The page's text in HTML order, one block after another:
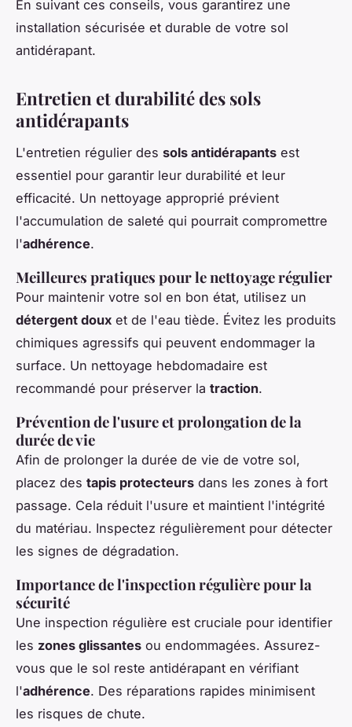
En suivant ces conseils, vous garantirez une
installation sécurisée et durable de votre sol
antidérapant.
Entretien et durabilité des sols
antidérapants
L'entretien régulier des sols antidérapants est
essentiel pour garantir leur durabilité et leur
efficacité. Un nettoyage approprié prévient
l'accumulation de saleté qui pourrait compromettre
l'adhérence.
Meilleures pratiques pour le nettoyage régulier
Pour maintenir votre sol en bon état, utilisez un
détergent doux et de l'eau tiède. Évitez les produits
chimiques agressifs qui peuvent endommager la
surface. Un nettoyage hebdomadaire est
recommandé pour préserver la traction.
Prévention de l'usure et prolongation de la
durée de vie
Afin de prolonger la durée de vie de votre sol,
placez des tapis protecteurs dans les zones à fort
passage. Cela réduit l'usure et maintient l'intégrité
du matériau. Inspectez régulièrement pour détecter
les signes de dégradation.
Importance de l'inspection régulière pour la
sécurité
Une inspection régulière est cruciale pour identifier
les zones glissantes ou endommagées. Assurez-
vous que le sol reste antidérapant en vérifiant
l'adhérence. Des réparations rapides minimisent
les risques de chute.